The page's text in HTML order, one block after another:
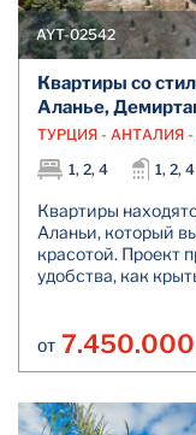
AYT-02542
Квартиры со
Аланье,
ТУРЦИЯ - АНТАЛИЯ
1, 2, 4
1, 2, 4
Квартиры
Аланьи, который
красотой. Проект
удобства, как
ОТ 7.450.000